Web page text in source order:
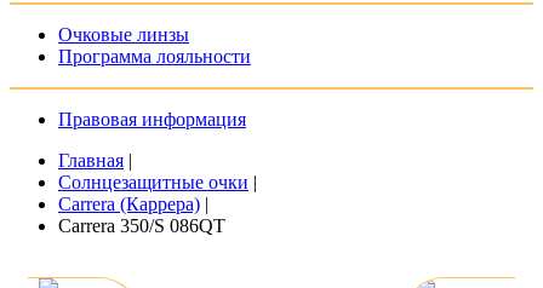
Очковые линзы
Программа лояльности
Правовая информация
Главная |
Солнцезащитные очки |
Carrera (Каррера) |
Carrera 350/S 086QT